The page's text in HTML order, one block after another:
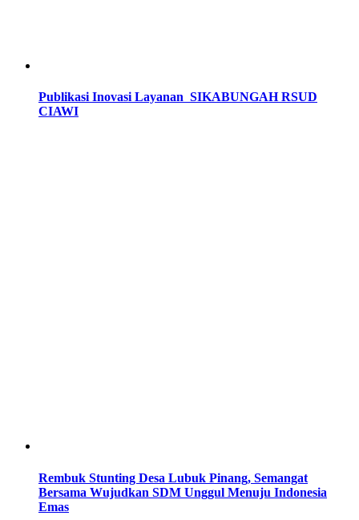
Publikasi Inovasi Layanan SIKABUNGAH RSUD
CIAWI
Rembuk Stunting Desa Lubuk Pinang, Semangat
Bersama Wujudkan SDM Unggul Menuju Indonesia
Emas